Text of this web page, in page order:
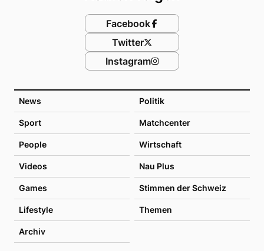
News Politik
Sport Matchcenter
People Wirtschaft
Videos Nau Plus
Games Stimmen der Schweiz
Lifestyle Themen
Archiv
Facebook
Twitter
Instagram